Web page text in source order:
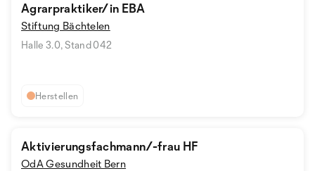
Agrarpraktiker/in EBA
Stiftung Bächtelen
Halle 3.0, Stand 042
Herstellen
Aktivierungsfachmann/-frau HF
OdA Gesundheit Bern